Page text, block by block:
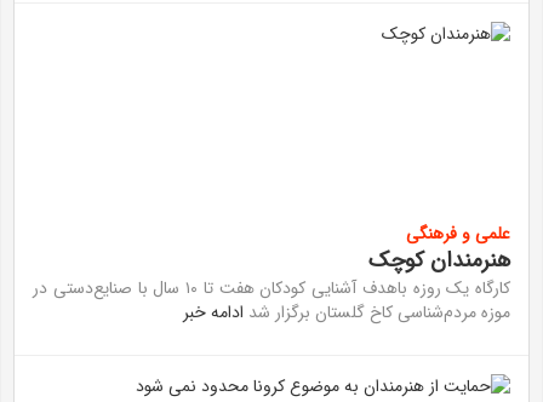
علمی و فرهنگی
هنرمندان کوچک
کارگاه یک روزه باهدف آشنایی کودکان هفت تا ۱۰ سال با صنایع‌دستی در
موزه مردم‌شناسی کاخ گلستان برگزار شد ادامه خبر